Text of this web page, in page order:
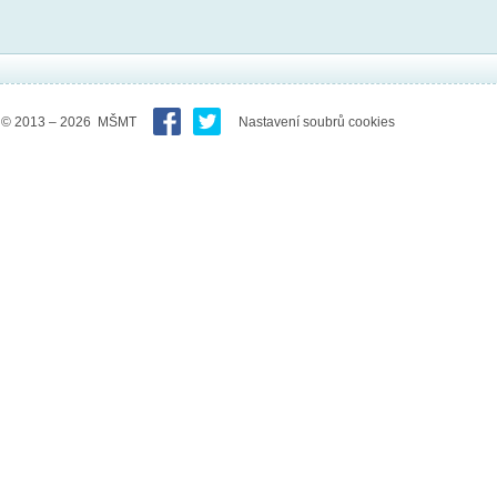
© 2013 – 2026 MŠMT Nastavení soubrů cookies